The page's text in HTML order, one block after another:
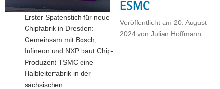
ESMC
Veröffentlicht am 20. August
2024 von Julian Hoffmann
Erster Spatenstich für neue
Chipfabrik in Dresden:
Gemeinsam mit Bosch,
Infineon und NXP baut Chip-
Produzent TSMC eine
Halbleiterfabrik in der
sächsischen